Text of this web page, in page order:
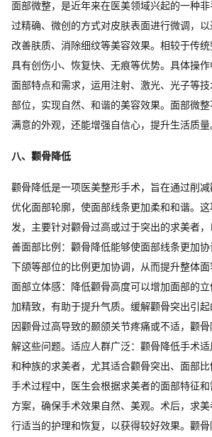
面部微整，是近年来在医美领域兴起的一种
过精确、微创的方式对皮肤表面进行微调，以
改善肤质、消除细纹等美容效果。相较于传
具有创伤小、恢复快、无痕等优势。具体操
面部特点和需求，运用注射、激光、光子等
部位，实现自然、和谐的美容效果。面部微
满意的外观，还能增强自信心，提升生活质量
八、颧骨降低
颧骨降低是一项医美整形手术，旨在通过削减
优化面部轮廓，使面部线条更加柔和和谐。
发，主要针对颧骨过高或过于突出的求美者
善面部比例：颧骨降低能够使面部线条更加协
下颌等部位的比例更加协调，从而提升整体
面部立体感：降低颧骨高度可以增加面部的
加精致，有助于提升气质。缓解颧骨突出引
因颧骨过高导致的颞颌关节疼痛或不适，颧
解这些问题。适应人群广泛：颧骨降低手术适
和种族的求美者，尤其适合颧骨突出、面部
手术过程中，医生会根据求美者的面部特征
方案，确保手术效果自然、美观。术后，求
行适当的护理和恢复，以获得较好效果。颧